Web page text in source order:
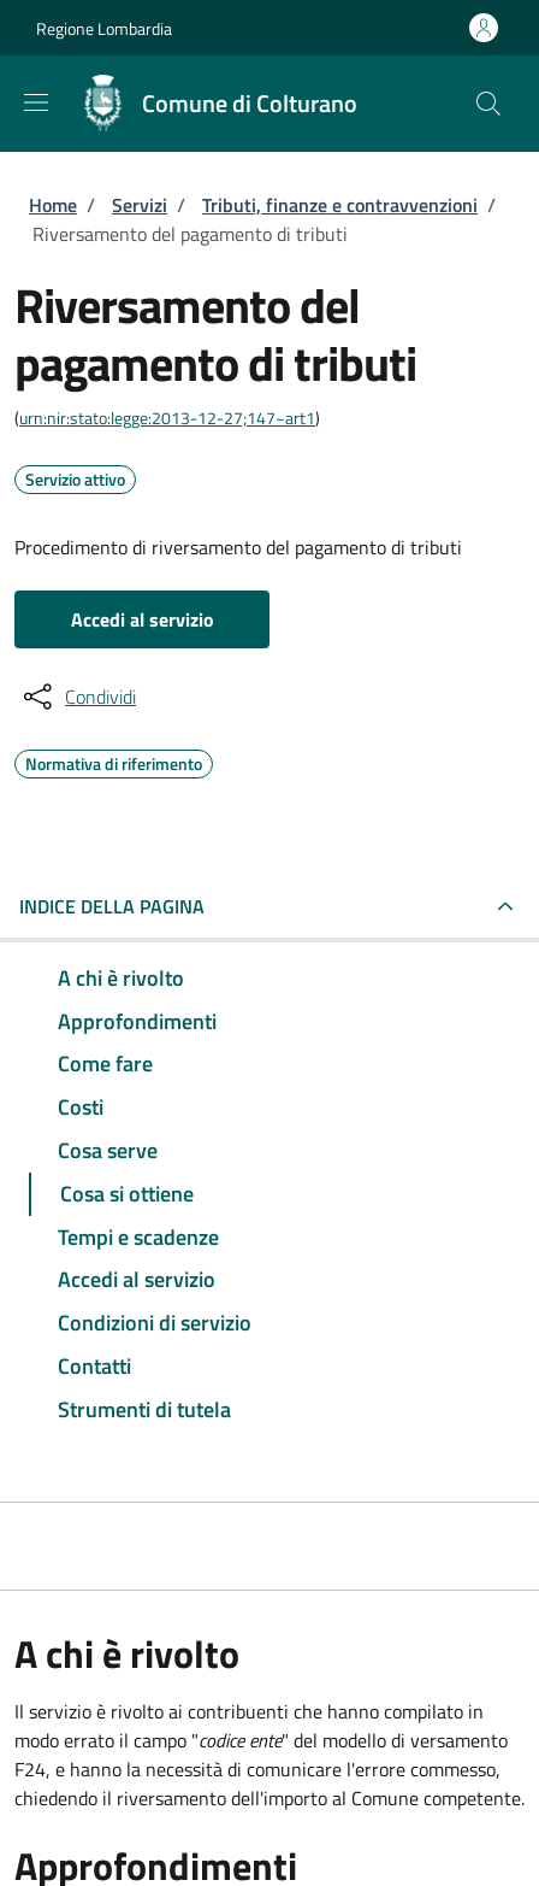
Regione Lombardia
Comune di Colturano
Briciole di pane
Home / Servizi / Tributi, finanze e contravvenzioni /
Riversamento del pagamento di tributi
Riversamento del
pagamento di tributi
(urn:nir:stato:legge:2013-12-27;147~art1)
Servizio attivo
Procedimento di riversamento del pagamento di tributi
Accedi al servizio
Condividi
Normativa di riferimento
INDICE DELLA PAGINA
A chi è rivolto
Approfondimenti
Come fare
Costi
Cosa serve
Cosa si ottiene
Tempi e scadenze
Accedi al servizio
Condizioni di servizio
Contatti
Strumenti di tutela
A chi è rivolto
Il servizio è rivolto ai contribuenti che hanno compilato in
modo errato il campo "codice ente" del modello di versamento
F24, e hanno la necessità di comunicare l'errore commesso,
chiedendo il riversamento dell'importo al Comune competente.
Approfondimenti